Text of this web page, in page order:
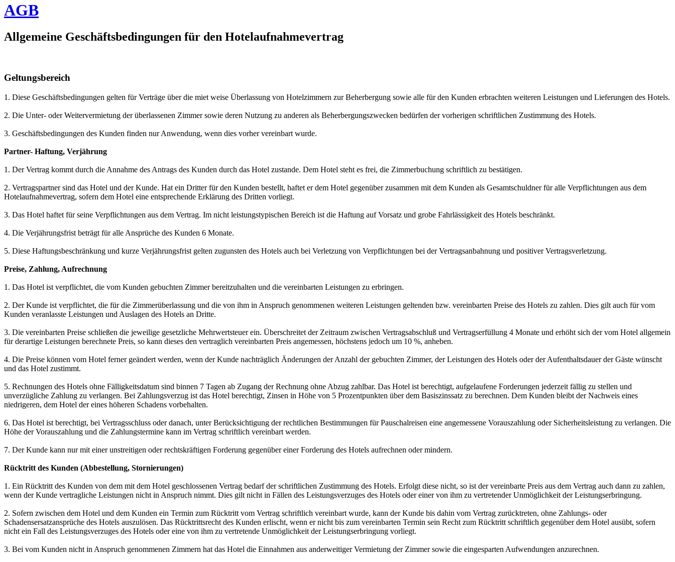
AGB
Allgemeine Geschäftsbedingungen für den Hotelaufnahmevertrag
Geltungsbereich
1. Diese Geschäftsbedingungen gelten für Verträge über die miet weise Überlassung von Hotelzimmern zur Beherbergung sowie alle für den Kunden erbrachten weiteren Leistungen und Lieferungen des Hotels.
2. Die Unter- oder Weitervermietung der überlassenen Zimmer sowie deren Nutzung zu anderen als Beherbergungszwecken bedürfen der vorherigen schriftlichen Zustimmung des Hotels.
3. Geschäftsbedingungen des Kunden finden nur Anwendung, wenn dies vorher vereinbart wurde.
Partner- Haftung, Verjährung
1. Der Vertrag kommt durch die Annahme des Antrags des Kunden durch das Hotel zustande. Dem Hotel steht es frei, die Zimmerbuchung schriftlich zu bestätigen.
2. Vertragspartner sind das Hotel und der Kunde. Hat ein Dritter für den Kunden bestellt, haftet er dem Hotel gegenüber zusammen mit dem Kunden als Gesamtschuldner für alle Verpflichtungen aus dem
Hotelaufnahmevertrag, sofern dem Hotel eine entsprechende Erklärung des Dritten vorliegt.
3. Das Hotel haftet für seine Verpflichtungen aus dem Vertrag. Im nicht leistungstypischen Bereich ist die Haftung auf Vorsatz und grobe Fahrlässigkeit des Hotels beschränkt.
4. Die Verjährungsfrist beträgt für alle Ansprüche des Kunden 6 Monate.
5. Diese Haftungsbeschränkung und kurze Verjährungsfrist gelten zugunsten des Hotels auch bei Verletzung von Verpflichtungen bei der Vertragsanbahnung und positiver Vertragsverletzung.
Preise, Zahlung, Aufrechnung
1. Das Hotel ist verpflichtet, die vom Kunden gebuchten Zimmer bereitzuhalten und die vereinbarten Leistungen zu erbringen.
2. Der Kunde ist verpflichtet, die für die Zimmerüberlassung und die von ihm in Anspruch genommenen weiteren Leistungen geltenden bzw. vereinbarten Preise des Hotels zu zahlen. Dies gilt auch für vom
Kunden veranlasste Leistungen und Auslagen des Hotels an Dritte.
3. Die vereinbarten Preise schließen die jeweilige gesetzliche Mehrwertsteuer ein. Überschreitet der Zeitraum zwischen Vertragsabschluß und Vertragserfüllung 4 Monate und erhöht sich der vom Hotel allgemein
für derartige Leistungen berechnete Preis, so kann dieses den vertraglich vereinbarten Preis angemessen, höchstens jedoch um 10 %, anheben.
4. Die Preise können vom Hotel ferner geändert werden, wenn der Kunde nachträglich Änderungen der Anzahl der gebuchten Zimmer, der Leistungen des Hotels oder der Aufenthaltsdauer der Gäste wünscht
und das Hotel zustimmt.
5. Rechnungen des Hotels ohne Fälligkeitsdatum sind binnen 7 Tagen ab Zugang der Rechnung ohne Abzug zahlbar. Das Hotel ist berechtigt, aufgelaufene Forderungen jederzeit fällig zu stellen und
unverzügliche Zahlung zu verlangen. Bei Zahlungsverzug ist das Hotel berechtigt, Zinsen in Höhe von 5 Prozentpunkten über dem Basiszinssatz zu berechnen. Dem Kunden bleibt der Nachweis eines
niedrigeren, dem Hotel der eines höheren Schadens vorbehalten.
6. Das Hotel ist berechtigt, bei Vertragsschluss oder danach, unter Berücksichtigung der rechtlichen Bestimmungen für Pauschalreisen eine angemessene Vorauszahlung oder Sicherheitsleistung zu verlangen. Die
Höhe der Vorauszahlung und die Zahlungstermine kann im Vertrag schriftlich vereinbart werden.
7. Der Kunde kann nur mit einer unstreitigen oder rechtskräftigen Forderung gegenüber einer Forderung des Hotels aufrechnen oder mindern.
Rücktritt des Kunden (Abbestellung, Stornierungen)
1. Ein Rücktritt des Kunden von dem mit dem Hotel geschlossenen Vertrag bedarf der schriftlichen Zustimmung des Hotels. Erfolgt diese nicht, so ist der vereinbarte Preis aus dem Vertrag auch dann zu zahlen,
wenn der Kunde vertragliche Leistungen nicht in Anspruch nimmt. Dies gilt nicht in Fällen des Leistungsverzuges des Hotels oder einer von ihm zu vertretender Unmöglichkeit der Leistungserbringung.
2. Sofern zwischen dem Hotel und dem Kunden ein Termin zum Rücktritt vom Vertrag schriftlich vereinbart wurde, kann der Kunde bis dahin vom Vertrag zurücktreten, ohne Zahlungs- oder
Schadensersatzansprüche des Hotels auszulösen. Das Rücktrittsrecht des Kunden erlischt, wenn er nicht bis zum vereinbarten Termin sein Recht zum Rücktritt schriftlich gegenüber dem Hotel ausübt, sofern
nicht ein Fall des Leistungsverzuges des Hotels oder eine von ihm zu vertretende Unmöglichkeit der Leistungserbringung vorliegt.
3. Bei vom Kunden nicht in Anspruch genommenen Zimmern hat das Hotel die Einnahmen aus anderweitiger Vermietung der Zimmer sowie die eingesparten Aufwendungen anzurechnen.